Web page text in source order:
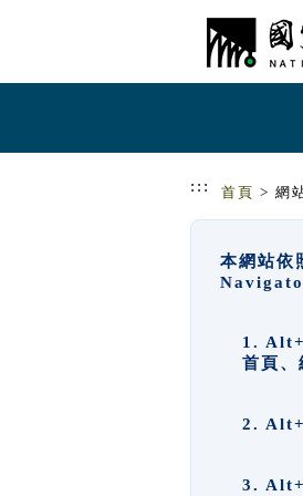
::: 首頁 > 網
本網站依
1.
首頁、
2.
3.